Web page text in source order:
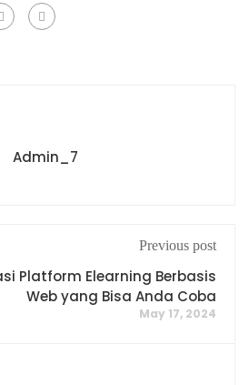
Admin_7
Previous post
Platform Elearning Berbasis
Web yang Bisa Anda Coba
May 17, 2024